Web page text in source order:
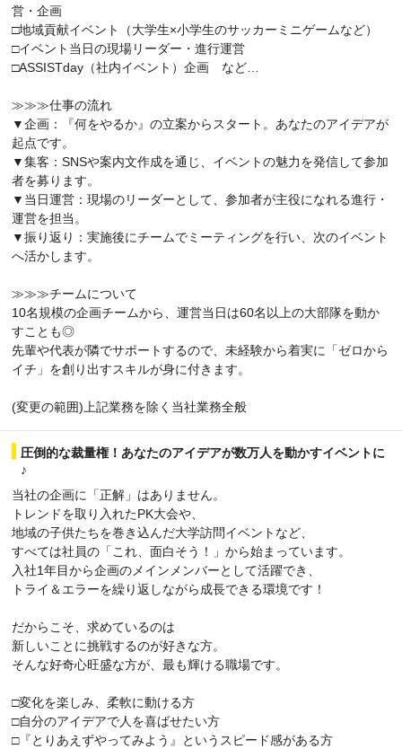
営・企画
□地域貢献イベント（大学生×小学生のサッカーミニゲームなど）
□イベント当日の現場リーダー・進行運営
□ASSISTday（社内イベント）企画 など…
≫≫≫仕事の流れ
▼企画：『何をやるか』の立案からスタート。あなたのアイデアが
起点です。
▼集客：SNSや案内文作成を通じ、イベントの魅力を発信して参加
者を募ります。
▼当日運営：現場のリーダーとして、参加者が主役になれる進行・
運営を担当。
▼振り返り：実施後にチームでミーティングを行い、次のイベント
へ活かします。
≫≫≫チームについて
10名規模の企画チームから、運営当日は60名以上の大部隊を動か
すことも◎
先輩や代表が隣でサポートするので、未経験から着実に「ゼロから
イチ」を創り出すスキルが身に付きます。
(変更の範囲)上記業務を除く当社業務全般
圧倒的な裁量権！あなたのアイデアが数万人を動かすイベントに
♪
当社の企画に「正解」はありません。
トレンドを取り入れたPK大会や、
地域の子供たちを巻き込んだ大学訪問イベントなど、
すべては社員の「これ、面白そう！」から始まっています。
入社1年目から企画のメインメンバーとして活躍でき、
トライ＆エラーを繰り返しながら成長できる環境です！
だからこそ、求めているのは
新しいことに挑戦するのが好きな方。
そんな好奇心旺盛な方が、最も輝ける職場です。
□変化を楽しみ、柔軟に動ける方
□自分のアイデアで人を喜ばせたい方
□『とりあえずやってみよう』というスピード感がある方